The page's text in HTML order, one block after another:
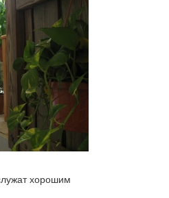
хорошим